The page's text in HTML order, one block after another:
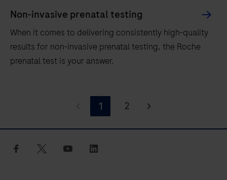
Non-invasive prenatal testing
When it comes to delivering consistently high-quality
results for non-invasive prenatal testing, the Roche
prenatal test is your answer.
to
delivering
1 2
facebook twitter youtube